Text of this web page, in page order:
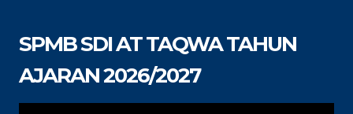
SPMB SDI AT TAQWA TAHUN
AJARAN 2026/2027